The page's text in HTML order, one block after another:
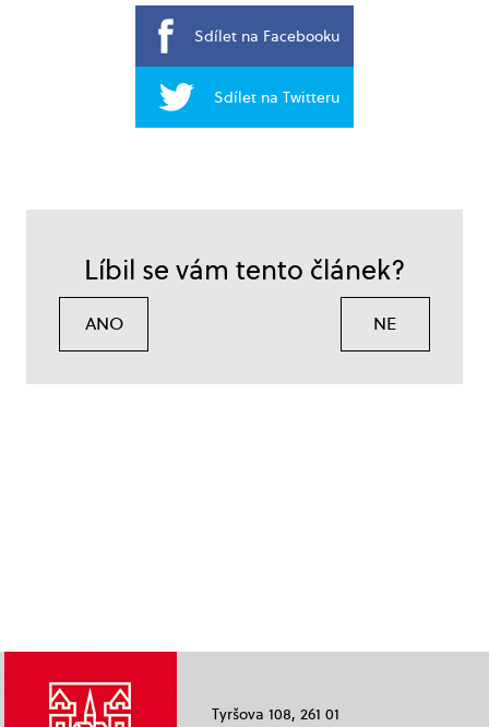
Sdílet na Facebooku
Sdílet na Twitteru
Líbil se vám tento článek?
ANO NE
Tyršova 108, 261 01